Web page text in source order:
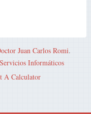
Juan Carlos Romi.
Informáticos
A Calculator